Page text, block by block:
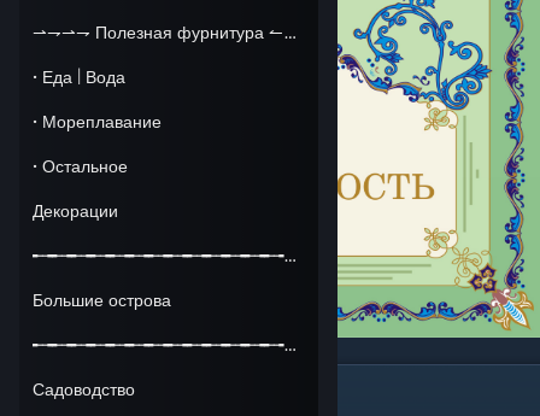
⇀⇁⇀⇁ Полезная фурнитура ↼↽↼↽
· Еда | Вода
· Мореплавание
· Остальное
Декорации
╾╼╾╼╾╼╾╼╾╼╾╼╾╼╾╼╾╼╾╼╾╼╾╼╾╼╾╼╾╼╾╼╾╼
Большие острова
╾╼╾╼╾╼╾╼╾╼╾╼╾╼╾╼╾╼╾╼╾╼╾╼╾╼╾╼╾╼╾╼╾╼
Садоводство
Оглавление